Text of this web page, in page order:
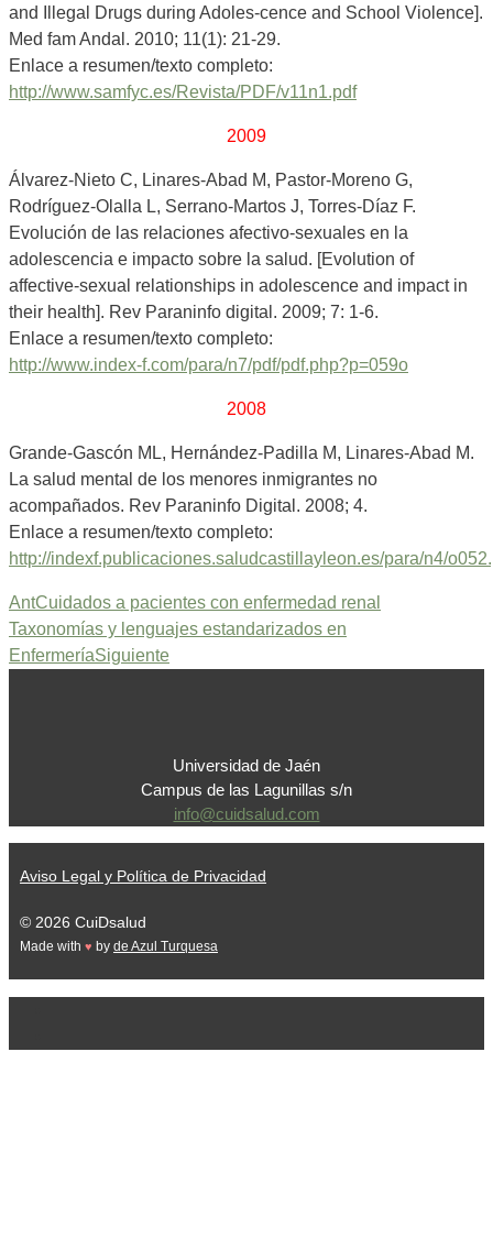
and Illegal Drugs during Adoles-cence and School Violence].
Med fam Andal. 2010; 11(1): 21-29.
Enlace a resumen/texto completo:
http://www.samfyc.es/Revista/PDF/v11n1.pdf
2009
Álvarez-Nieto C, Linares-Abad M, Pastor-Moreno G,
Rodríguez-Olalla L, Serrano-Martos J, Torres-Díaz F.
Evolución de las relaciones afectivo-sexuales en la
adolescencia e impacto sobre la salud. [Evolution of
affective-sexual relationships in adolescence and impact in
their health]. Rev Paraninfo digital. 2009; 7: 1-6.
Enlace a resumen/texto completo:
http://www.index-f.com/para/n7/pdf/pdf.php?p=059o
2008
Grande-Gascón ML, Hernández-Padilla M, Linares-Abad M.
La salud mental de los menores inmigrantes no
acompañados. Rev Paraninfo Digital. 2008; 4.
Enlace a resumen/texto completo:
http://indexf.publicaciones.saludcastillayleon.es/para/n4/
AntCuidados a pacientes con enfermedad renal
Taxonomías y lenguajes estandarizados en
EnfermeríaSiguiente
Universidad de Jaén
Campus de las Lagunillas s/n
info@cuidsalud.com
Aviso Legal y Política de Privacidad
© 2026 CuiDsalud
Made with ♥ by de Azul Turquesa